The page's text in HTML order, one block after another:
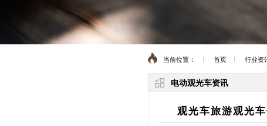
当前位置： 首页 行业资
电动观光车资讯
观光车旅游观光